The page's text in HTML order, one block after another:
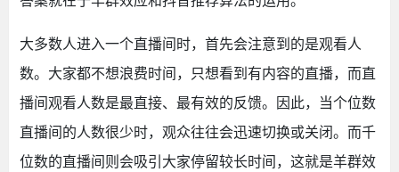
大多数人进入一个直播间时，首先会注意到的是观看人
数。大家都不想浪费时间，只想看到有内容的直播，而直
播间观看人数是最直接、最有效的反馈。因此，当个位数
直播间的人数很少时，观众往往会迅速切换或关闭。而千
位数的直播间则会吸引大家停留较长时间，这就是羊群效